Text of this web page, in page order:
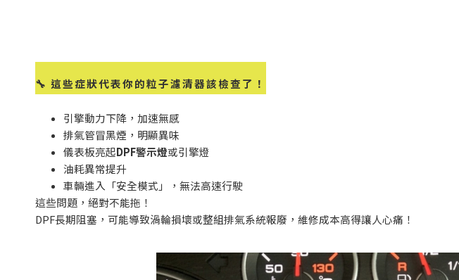
🔧 這些症狀代表你的粒子濾清器該檢查了！
引擎動力下降，加速無感
排氣管冒黑煙，明顯異味
儀表板亮起DPF警示燈或引擎燈
油耗異常提升
車輛進入「安全模式」，無法高速行駛
這些問題，絕對不能拖！
DPF長期阻塞，可能導致渦輪損壞或整組排氣系統報廢，維修成本高得讓人心痛！